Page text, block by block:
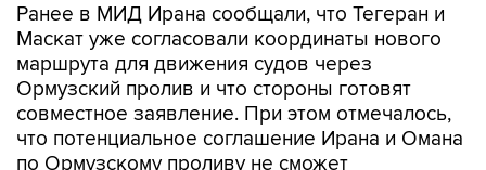
действовать 60 дней, оно нацелено на
восстановление судоходства. Собеседник
подчеркнул, что 60-дневное соглашение
должно помочь выйти из нынешнего тупика и
запустить технические переговоры", -
отмечает "Аль-Арабийя".